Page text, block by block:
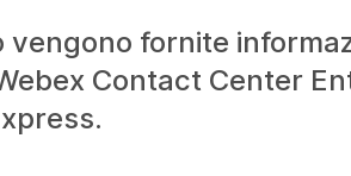
fornite
Contact Center